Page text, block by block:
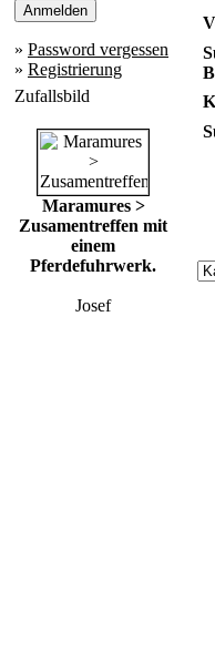
» Password vergessen
» Registrierung
Zufallsbild
Maramures >
Zusamentreffen mit
einem
Pferdefuhrwerk.
Josef